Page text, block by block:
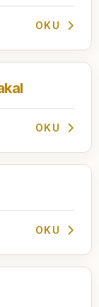
OKU
OKU
OKU